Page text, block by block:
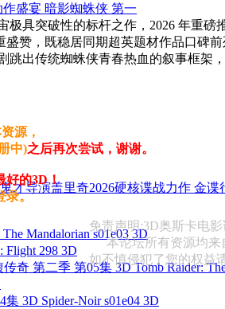
盛宴 暗影蜘蛛侠 第一
极具突破性的标杆之作，2026 年重
盛赞，既稳居同期超英题材作品口碑
跳出传统蜘蛛侠青春热血的叙事框架
鬼才导演盖里奇2026硬核谍战力作 金谍
Mandalorian s01e03 3D
Flight 298 3D
奇 第二季 第05集 3D Tomb Raider:
3D Spider-Noir s01e04 3D
源，
中)之后再次尝试，谢谢。
好的3D！
录。
免责声明:3D奥斯卡电
本论坛所有资源均来
如不慎侵犯了您的权益